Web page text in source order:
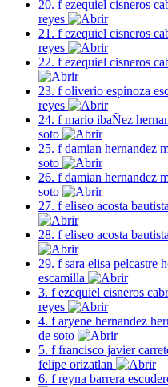
20. f ezequiel cisneros
reyes
21. f ezequiel cisneros
reyes
22. f ezequiel cisneros
23. f oliverio espinoza
reyes
24. f mario ibaÑez
soto
25. f damian hernandez
soto
26. f damian hernandez
soto
27. f eliseo acosta
28. f eliseo acosta
29. f sara elisa pelcastre
escamilla
3. f ezequiel cisneros
reyes
4. f aryene hernandez
de soto
5. f francisco javier
felipe orizatlan
6. f reyna barrera